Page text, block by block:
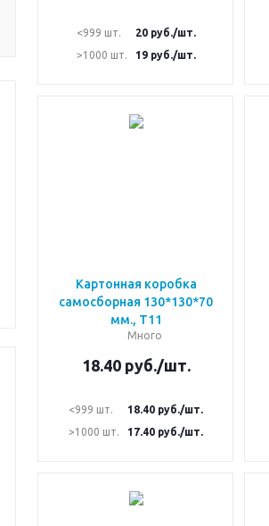
<999 шт. 20руб./шт.
>1000 шт.
19руб./шт.
Картонная коробка
самосборная 130*130*70
мм., Т11
Много
18.40руб./шт.
<999 шт. 18.40 руб./шт.
>1000 шт.
17.40 руб./шт.